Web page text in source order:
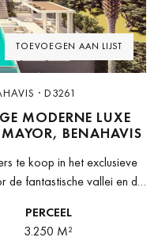
TOEVOEGEN AAN LIJST
· D3261
MODERNE LUXE
BENAHAVIS
te koop in het exclusieve
fantastische vallei en de
PERCEEL
3.250 M²